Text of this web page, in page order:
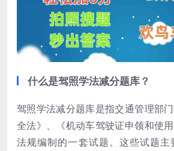
什么是驾照学法减分题库？
驾照学法减分题库是指交通管理部
全法》、《机动车驾驶证申领和使
法规编制的一套试题。这些试题主